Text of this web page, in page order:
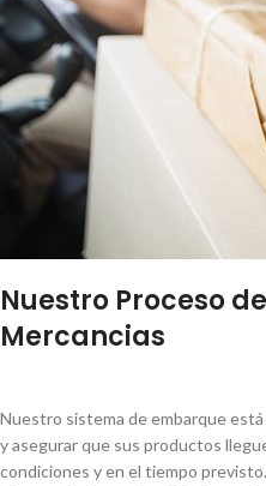
Nuestro Proceso
Mercancias
Nuestro sistema de embarque
y asegurar que sus productos
condiciones y en el tiempo